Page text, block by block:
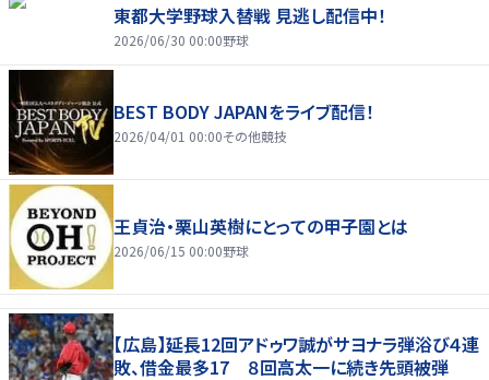
東都大学野球入替戦 見逃し配信中！
2026/06/30 00:00野球
BEST BODY JAPANをライブ配信！
2026/04/01 00:00その他競技
王貞治・栗山英樹にとっての甲子園とは
2026/06/15 00:00野球
【広島】延長12回アドゥワ誠がサヨナラ弾浴び４連
敗、借金最多17 ８回高太一に続き先頭被弾